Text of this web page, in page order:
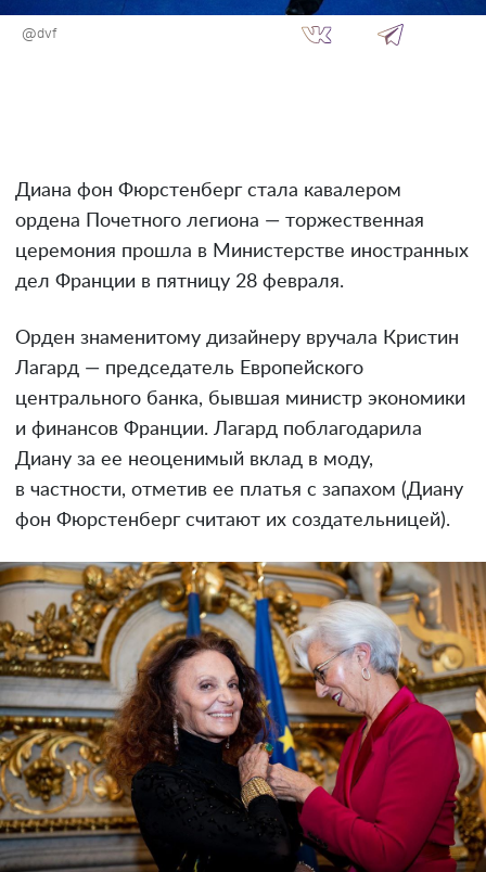
@dvf
Диана фон Фюрстенберг стала кавалером
ордена Почетного легиона — торжественная
церемония прошла в Министерстве иностранных
дел Франции в пятницу 28 февраля.
Орден знаменитому дизайнеру вручала Кристин
Лагард — председатель Европейского
центрального банка, бывшая министр экономики
и финансов Франции. Лагард поблагодарила
Диану за ее неоценимый вклад в моду,
в частности, отметив ее платья с запахом (Диану
фон Фюрстенберг считают их создательницей).